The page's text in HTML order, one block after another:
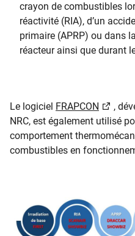
crayon de combustibles
réactivité (RIA), d’un
primaire (APRP) ou dans
réacteur ainsi que durant
Le logiciel FRAPCON
,
NRC, est également utilisé
comportement
combustibles en